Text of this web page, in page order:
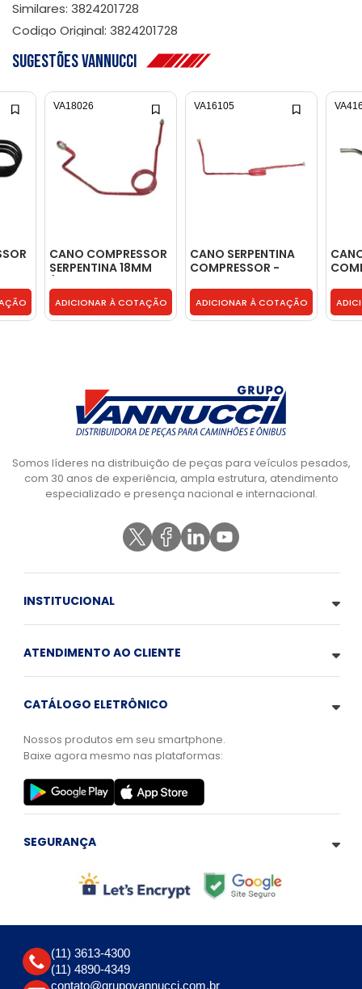
Similares: 3824201728
Codigo Original: 3824201728
Sugestões Vannucci
CANO COMPRESSOR
SERPENTINA 18MM
30M) - 3454200037
ADICIONAR À COTAÇÃO
VA18026
CANO SERPENTINA
COMPRESSOR -
ADICIONAR À COTAÇÃO
VA16105
Somos líderes na distribuição de peças para veículos pesados,
com 30 anos de experiência, ampla estrutura, atendimento
especializado e presença nacional e internacional.
INSTITUCIONAL
ATENDIMENTO AO CLIENTE
CATÁLOGO ELETRÔNICO
Nossos produtos em seu smartphone.
Baixe agora mesmo nas plataformas:
SEGURANÇA
(11) 3613-4300
(11) 4890-4349
contato@grupovannucci.com.br